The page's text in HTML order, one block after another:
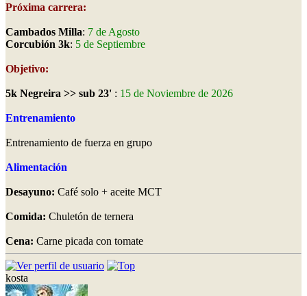
Próxima carrera:
Cambados Milla: 7 de Agosto
Corcubión 3k: 5 de Septiembre
Objetivo:
5k Negreira >> sub 23' : 15 de Noviembre de 2026
Entrenamiento
Entrenamiento de fuerza en grupo
Alimentación
Desayuno: Café solo + aceite MCT
Comida: Chuletón de ternera
Cena: Carne picada con tomate
kosta